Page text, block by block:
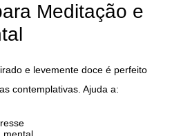
Meditação e
e levemente doce é perfeito
contemplativas. Ajuda a: